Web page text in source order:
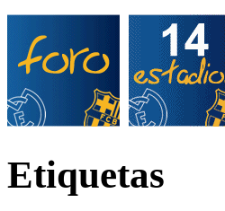
Etiquetas